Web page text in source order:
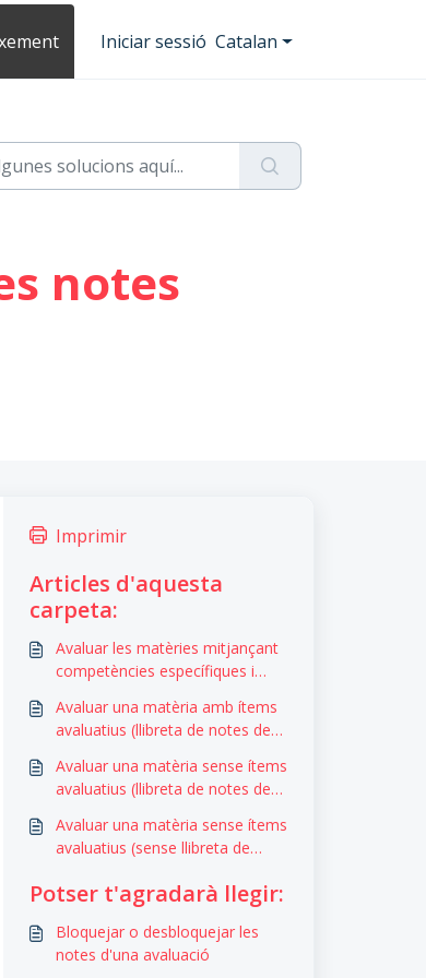
Iniciar sessió Catalan
notes
Imprimir
Articles d'aquesta
carpeta:
Avaluar les matèries mitjançant
competències específiques i
Avaluar una matèria amb ítems
avaluatius (llibreta de notes de
Avaluar una matèria sense ítems
avaluatius (llibreta de notes de
Avaluar una matèria sense ítems
avaluatius (sense llibreta de
Potser t'agradarà llegir:
Bloquejar o desbloquejar les
notes d'una avaluació